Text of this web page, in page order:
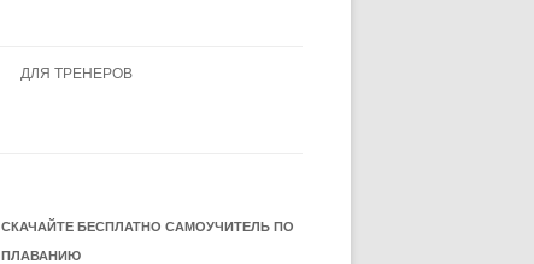
ДЛЯ ТРЕНЕРОВ
СКАЧАЙТЕ БЕСПЛАТНО САМОУЧИТЕЛЬ ПО
ПЛАВАНИЮ